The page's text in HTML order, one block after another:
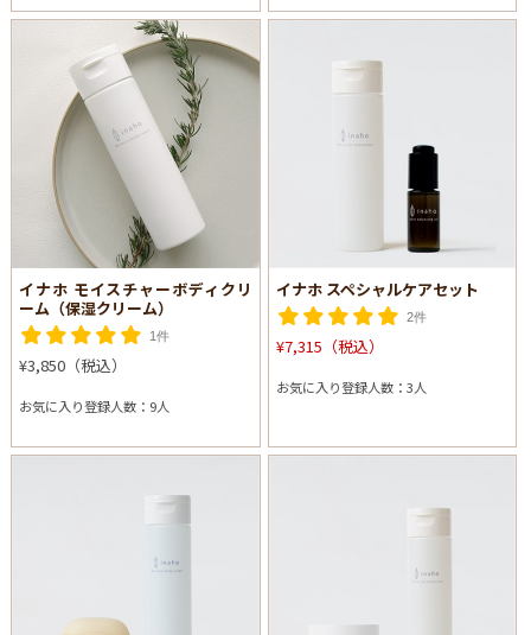
イナホ モイスチャーボディクリ
ーム（保湿クリーム）
1件
¥3,850（税込）
お気に入り登録人数：9人
イナホ スペシャルケアセット
2件
¥7,315（税込）
お気に入り登録人数：3人